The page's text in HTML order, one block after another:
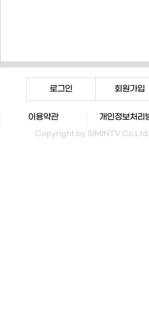
로그인 회원가입
이용약관 개인정보처리
Copyright by SIMINTV